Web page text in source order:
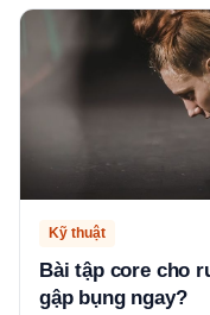
Kỹ thuật
Bài tập core cho
gập bụng ngay?